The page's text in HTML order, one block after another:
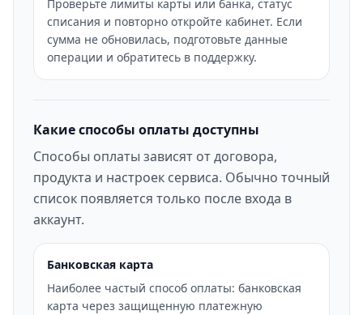
Проверьте лимиты карты или банка, статус
списания и повторно откройте кабинет. Если
сумма не обновилась, подготовьте данные
операции и обратитесь в поддержку.
Какие способы оплаты доступны
Способы оплаты зависят от договора,
продукта и настроек сервиса. Обычно точный
список появляется только после входа в
аккаунт.
Банковская карта
Наиболее частый способ оплаты: банковская
карта через защищенную платежную